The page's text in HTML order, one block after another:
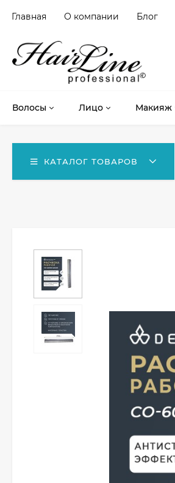
Главная О компании Блог
Волосы Лицо Макияж
КАТАЛОГ ТОВАРОВ